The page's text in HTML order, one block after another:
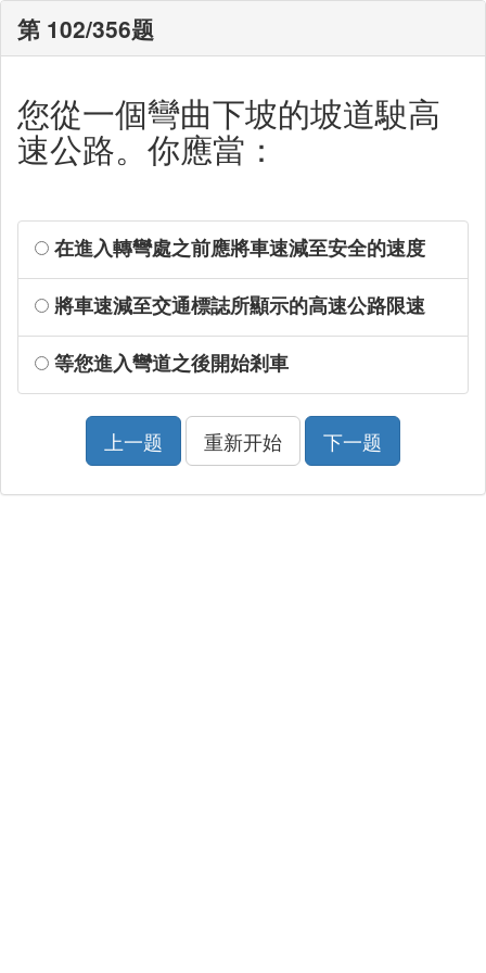
第 102/356题
您從一個彎曲下坡的坡道駛高
速公路。你應當：
在進入轉彎處之前應將車速減至安全的速度
將車速減至交通標誌所顯示的高速公路限速
等您進入彎道之後開始剎車
上一题 重新开始 下一题